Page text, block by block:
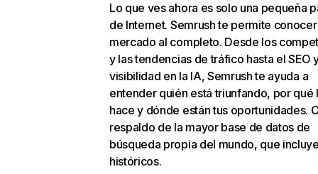
Lo que ves ahora es solo una pequeña
de Internet. Semrush te permite
mercado al completo. Desde los
y las tendencias de tráfico hasta el SEO
visibilidad en la IA, Semrush te ayuda a
entender quién está triunfando, por qué
hace y dónde están tus oportunidades.
respaldo de la mayor base de datos de
búsqueda propia del mundo, que
históricos.